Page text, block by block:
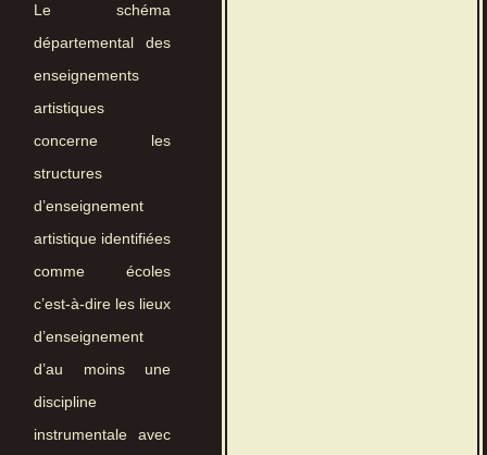
Le schéma
départemental des
enseignements
artistiques
concerne les
structures
d’enseignement
artistique identifiées
comme écoles
c’est-à-dire les lieux
d’enseignement
d’au moins une
discipline
instrumentale avec